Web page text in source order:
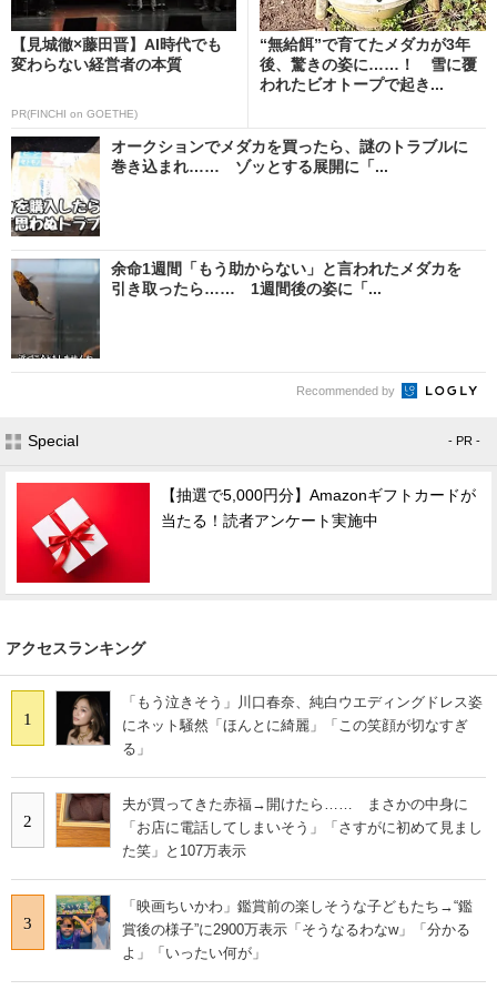
【見城徹×藤田晋】AI時代でも
変わらない経営者の本質
PR(FINCHI on GOETHE)
“無給餌”で育てたメダカが3年
後、驚きの姿に……！ 雪に覆
われたビオトープで起き...
オークションでメダカを買ったら、謎のトラブルに
巻き込まれ…… ゾッとする展開に「...
余命1週間「もう助からない」と言われたメダカを
引き取ったら…… 1週間後の姿に「...
Recommended by
Special - PR -
【抽選で5,000円分】Amazonギフトカードが
当たる！読者アンケート実施中
アクセスランキング
1
「もう泣きそう」川口春奈、純白ウエディングドレス姿
にネット騒然「ほんとに綺麗」「この笑顔が切なすぎ
る」
2
夫が買ってきた赤福→開けたら…… まさかの中身に
「お店に電話してしまいそう」「さすがに初めて見まし
た笑」と107万表示
3
「映画ちいかわ」鑑賞前の楽しそうな子どもたち→“鑑
賞後の様子”に2900万表示「そうなるわなw」「分かる
よ」「いったい何が」